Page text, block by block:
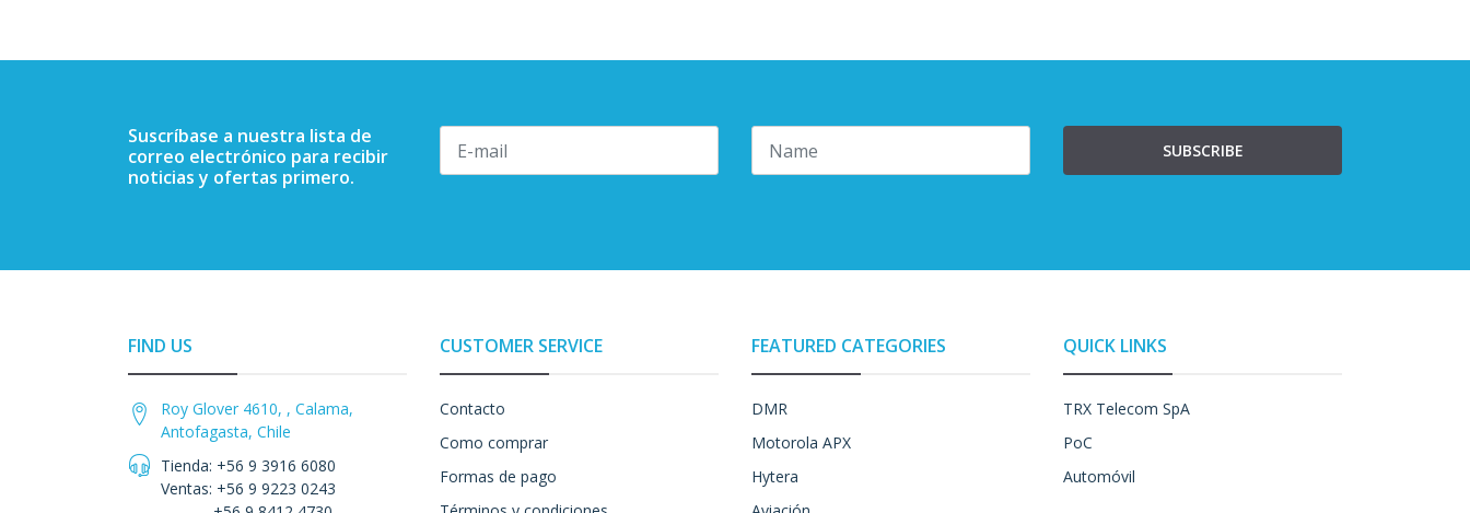
Suscríbase a nuestra lista de
correo electrónico para recibir
noticias y ofertas primero.
SUBSCRIBE
FIND US
Roy Glover 4610, , Calama,
Antofagasta, Chile
Tienda: +56 9 3916 6080
Ventas: +56 9 9223 0243
CUSTOMER SERVICE
Contacto
Como comprar
Formas de pago
FEATURED CATEGORIES
DMR
Motorola APX
Hytera
QUICK LINKS
TRX Telecom SpA
PoC
Automóvil